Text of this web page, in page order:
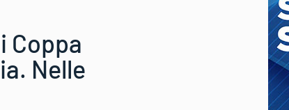
Coppa
Nelle